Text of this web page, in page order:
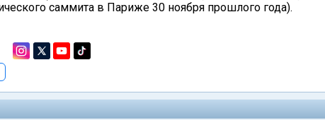
саммита в Париже 30 ноября прошлого года).